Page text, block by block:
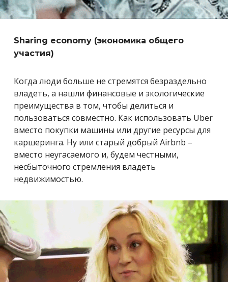
Sharing economy (экономика общего
участия)
Когда люди больше не стремятся безраздельно
владеть, а нашли финансовые и экологические
преимущества в том, чтобы делиться и
пользоваться совместно. Как использовать Uber
вместо покупки машины или другие ресурсы для
каршеринга. Ну или старый добрый Airbnb –
вместо неугасаемого и, будем честными,
несбыточного стремления владеть
недвижимостью.